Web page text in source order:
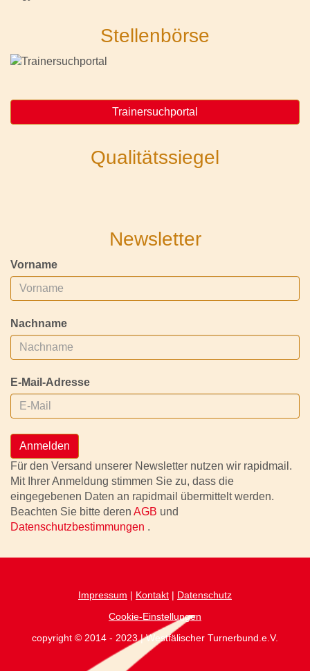
Stellenbörse
Trainersuchportal
Qualitätssiegel
Newsletter
Vorname
Nachname
E-Mail-Adresse
Anmelden
Für den Versand unserer Newsletter nutzen wir rapidmail.
Mit Ihrer Anmeldung stimmen Sie zu, dass die
eingegebenen Daten an rapidmail übermittelt werden.
Beachten Sie bitte deren AGB und
Datenschutzbestimmungen .
Impressum | Kontakt | Datenschutz
Cookie-Einstellungen
copyright © 2014 - 2023 | Westfälischer Turnerbund.e.V.